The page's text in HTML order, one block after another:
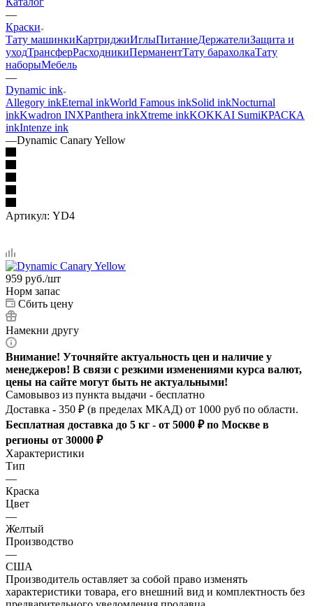
—
Краски
Тату машинкиКартриджиИглыПитаниеДержателиЗащита и
уходТрансферРасходникиПерманентТату барахолкаТату
наборыМебель
—
Dynamic ink
Allegory inkEternal inkWorld Famous inkSolid inkNocturnal
inkKwadron INXPanthera inkXtreme inkKOKKAI SumiКРАСКА
inkIntenze ink
—Dynamic Canary Yellow
Артикул: YD4
959 руб./шт
Норм запас
Сбить цену
Намекни другу
Внимание! Уточняйте актуальность цен и наличие у
менеджеров! В связи с резкими изменениями курса валют,
цены на сайте могут быть не актуальными!
Самовывоз из пункта выдачи - бесплатно
Доставка - 350 ₽ (в пределах МКАД) от 1000 руб по области.
Бесплатная доставка до 5 кг - от 5000 ₽ по Москве в
регионы от 30000 ₽
Характеристики
Тип
—
Краска
Цвет
—
Желтый
Производство
—
США
Производитель оставляет за собой право изменять
характеристики товара, его внешний вид и комплектность без